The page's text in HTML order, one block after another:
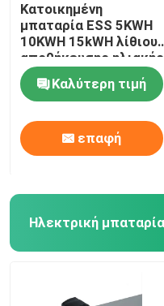
Κατοικημένη
μπαταρία ESS 5KWH
10KWH 15kWH λίθιου
αποθήκευσης ηλιακής
ενέργειας
Καλύτερη τιμή
επαφή